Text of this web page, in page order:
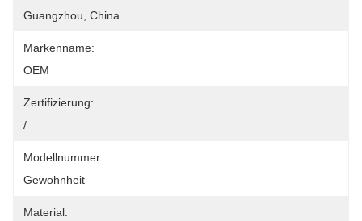
Guangzhou, China
Markenname:
OEM
Zertifizierung:
/
Modellnummer:
Gewohnheit
Material: